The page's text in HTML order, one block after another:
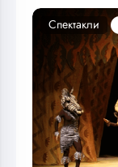
Спектакли